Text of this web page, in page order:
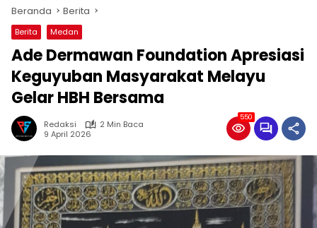
Beranda Berita
Berita Medan
Ade Dermawan Foundation Apresiasi
Keguyuban Masyarakat Melayu
Gelar HBH Bersama
Redaksi
2 Min Baca
9 April 2026
550